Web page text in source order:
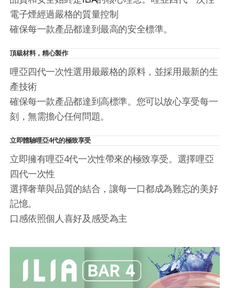
電子煙經過嚴格的質量控制
確保每一款產品都達到最高的安全標準。
頂級材料，精心製作
哩亞四代一次性選用最嚴格的原料，並採用最新的生
產技術
確保每一款產品都達到高標準。您可以放心享受每一
刻，無需擔心任何問題。
立即體驗哩亞4代的極致享受
立即擁有哩亞4代一次性帶來的極致享受。選擇哩亞
四代一次性
選擇奢華與品質的結合，讓每一口都成為難忘的美好
記憶。
口感依照個人喜好及感受為主